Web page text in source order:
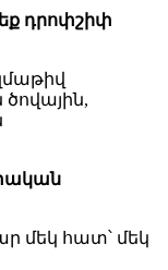
դրոփշիփ
մեկ հատ՝ մեկ